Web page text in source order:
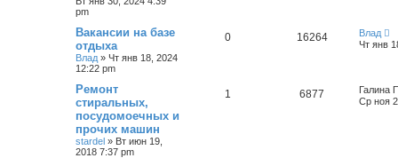
pm
Вакансии на базе
отдыха
Влад » Чт янв 18, 2024
12:22 pm
0 16264
Влад
Чт янв
Ремонт
стиральных,
посудомоечных и
прочих машин
stardel » Вт июн 19,
2018 7:37 pm
1 6877
Галина
Ср ноя